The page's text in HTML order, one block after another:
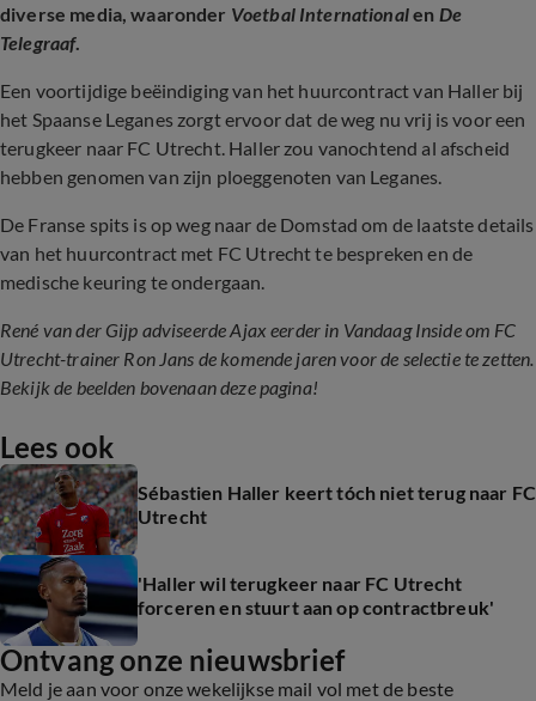
diverse media, waaronder Voetbal Internationalen De
Telegraaf.
Een voortijdige beëindiging van het huurcontract van Haller bij
het Spaanse Leganes zorgt ervoor dat de weg nu vrij is voor een
terugkeer naar FC Utrecht. Haller zou vanochtend al afscheid
hebben genomen van zijn ploeggenoten van Leganes.
De Franse spits is op weg naar de Domstad om de laatste details
van het huurcontract met FC Utrecht te bespreken en de
medische keuring te ondergaan.
René van der Gijp adviseerde Ajax eerder in Vandaag Inside om FC
Utrecht-trainer Ron Jans de komende jaren voor de selectie te zetten.
Bekijk de beelden bovenaan deze pagina!
Lees ook
Sébastien Haller keert tóch niet terug naar FC
Utrecht
'Haller wil terugkeer naar FC Utrecht
forceren en stuurt aan op contractbreuk'
Ontvang onze nieuwsbrief
Meld je aan voor onze wekelijkse mail vol met de beste